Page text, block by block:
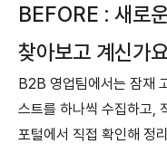
BEFORE : 새로
찾아보고 계신가
B2B 영업팀에서는 잠재
스트를 하나씩 수집하고,
포털에서 직접 확인해 정